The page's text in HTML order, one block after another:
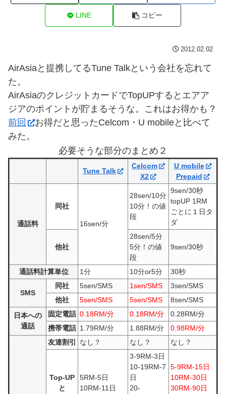
LINE コピー
2012.02.02
AirAsiaと提携してるTune Talkという会社を忘れて
た。
AirAsiaのクレジットカードでTopUPするとエアア
ジアのポイントが貯まるそうな。これはお得かも？
前回
お得だと思ったCelcom・U mobileと比べて
みた。
必要そうな部分のまとめ２
Tune Talk
Celcom
X2
U mobile
Prepaid
通話料
同社
16sen/分
28sen/10分
10分！の値
段
9sen/30秒
topUP 1RM
ごとに１日タ
ダ
他社
28sen/5分
5分！の値
段
9sen/30秒
通話料計算単位 1分 10分or5分 30秒
SMS
同社 5sen/SMS 1sen/SMS
3sen/SMS
他社
5sen/SMS 5sen/SMS
8sen/SMS
日本への
通話
固定電話 0.18RM/分 0.18RM/分
0.28RM/分
携帯電話 1.79RM/分 1.88RM/分 0.98RM/分
友達割引 なし？ なし？ なし？
Top-UP
と
5RM-5日
10RM-11日
3-9RM-3日
10-19RM-7
日
20-
5-9RM-15日
10RM-30日
30RM-90日